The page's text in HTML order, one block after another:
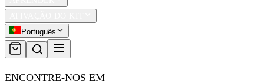
Português
ENCONTRE-NOS EM